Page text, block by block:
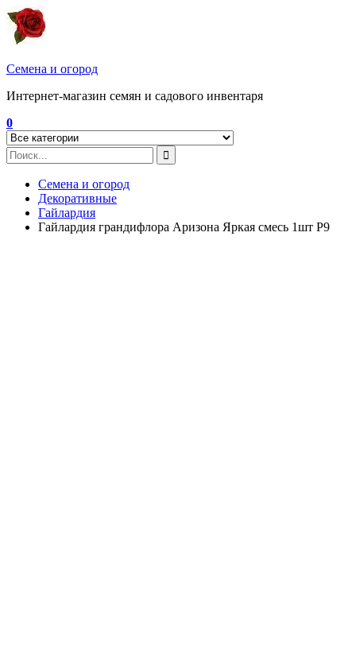
Перейти
содержимому
Семена и огород
Интернет-магазин семян и садового инвентаря
0
Семена и огород
Декоративные
Гайлардия
Гайлардия грандифлора Аризона Яркая смесь 1шт Р9